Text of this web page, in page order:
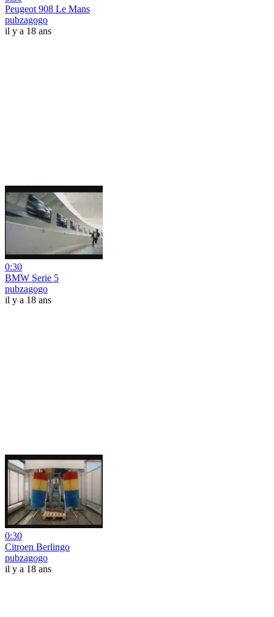
Peugeot 908 Le Mans
pubzagogo
il y a 18 ans
0:30
BMW Serie 5
pubzagogo
il y a 18 ans
0:30
Citroen Berlingo
pubzagogo
il y a 18 ans